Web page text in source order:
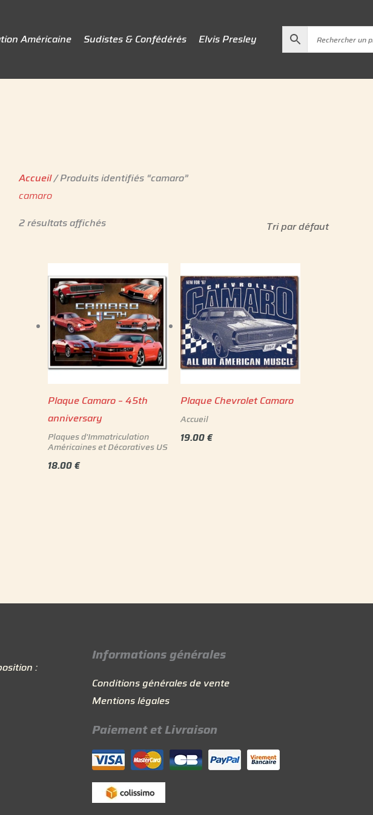
Américaine Sudistes & Confédérés Elvis Presley
Accueil/ Produits identifiés “camaro”
camaro
2 résultats affichés
Plaque Camaro – 45th
anniversary
Plaques d'Immatriculation
Américaines et Décoratives US
18.00€
Plaque Chevrolet Camaro
Accueil
19.00€
:
Informations générales
Conditions générales de vente
Mentions légales
Paiement et Livraison